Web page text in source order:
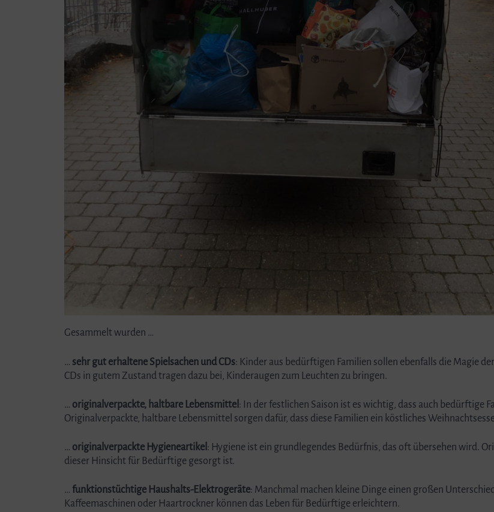
Gesammelt wurden …
… sehr gut erhaltene Spielsachen und CDs: Kinder aus bedürftigen Familien sollen ebenfalls die Magie
CDs in gutem Zustand tragen dazu bei, Kinderaugen zum Leuchten zu bringen.
… originalverpackte, haltbare Lebensmittel : In der festlichen Saison ist es wichtig, dass auch bedürftige
Originalverpackte, haltbare Lebensmittel sorgen dafür, dass diese Familien ein köstliches
… originalverpackte Hygieneartikel : Hygiene ist ein grundlegendes Bedürfnis, das oft übersehen wird.
dieser Hinsicht für Bedürftige gesorgt ist.
… funktionstüchtige Haushalts-Elektrogeräte: Manchmal machen kleine Dinge einen großen
Kaffeemaschinen oder Haartrockner können das Leben für Bedürftige erleichtern.